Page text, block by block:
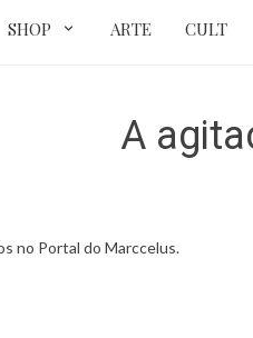
SHOP ARTE CULT
A
no Portal do Marccelus.